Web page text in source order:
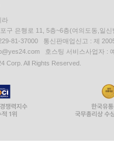
라
구 은행로 11, 5층~6층(여의도동,일신
81-37000 통신판매업신고 : 제
호스팅 서비스사업자 :
Corp. All Rights Reserved.